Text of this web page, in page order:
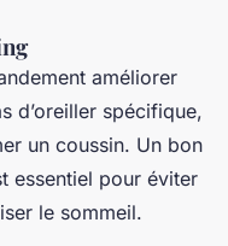
améliorer
d’oreiller spécifique,
un coussin. Un bon
essentiel pour éviter
le sommeil.